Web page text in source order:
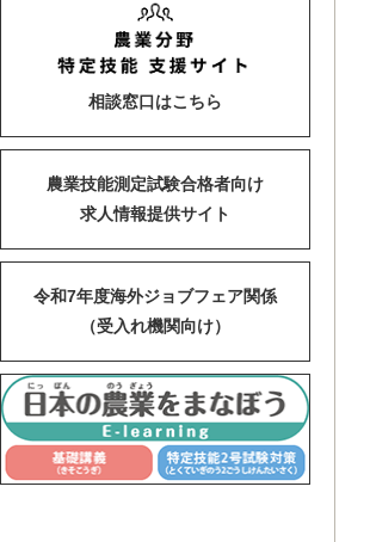
相談窓口はこちら
農業技能測定試験合格者向け
求人情報提供サイト
令和7年度海外ジョブフェア関係
（受入れ機関向け）